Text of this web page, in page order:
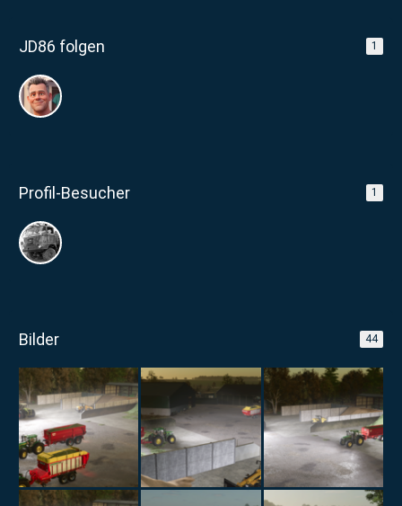
JD86 folgen 1
Profil-Besucher 1
Bilder 44